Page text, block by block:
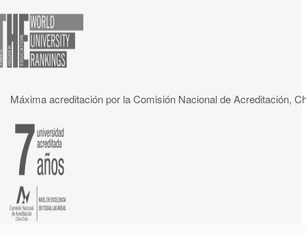
Máxima acreditación por la Comisión Nacional de Acreditación,